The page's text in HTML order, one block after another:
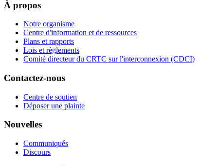
À propos
Notre organisme
Centre d'information et de ressources
Plans et rapports
Lois et règlements
Comité directeur du CRTC sur l'interconnexion (CDCI)
Contactez-nous
Centre de soutien
Déposer une plainte
Nouvelles
Communiqués
Discours